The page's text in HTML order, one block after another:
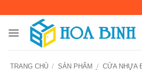
nội
TRANG CHỦ / SẢN PHẨM / CỬA NHỰA